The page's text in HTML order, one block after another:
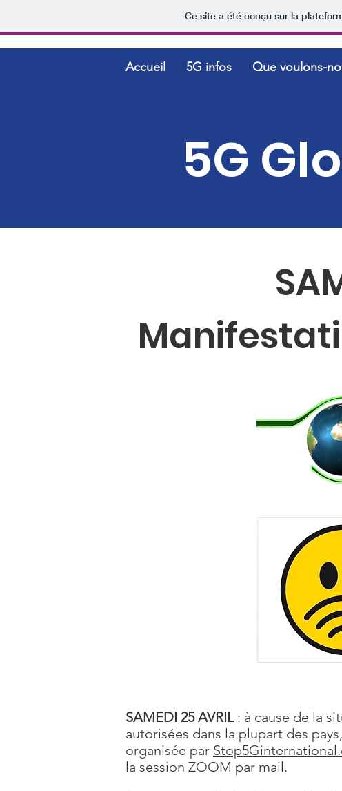
Ce site a été conçu sur la
Accueil 5G infos Que voulons-
5G
SAMEDI 25 AVRIL: à cause de la
autorisées dans la plupart des
organisée par
la session ZOOM​ par mail.